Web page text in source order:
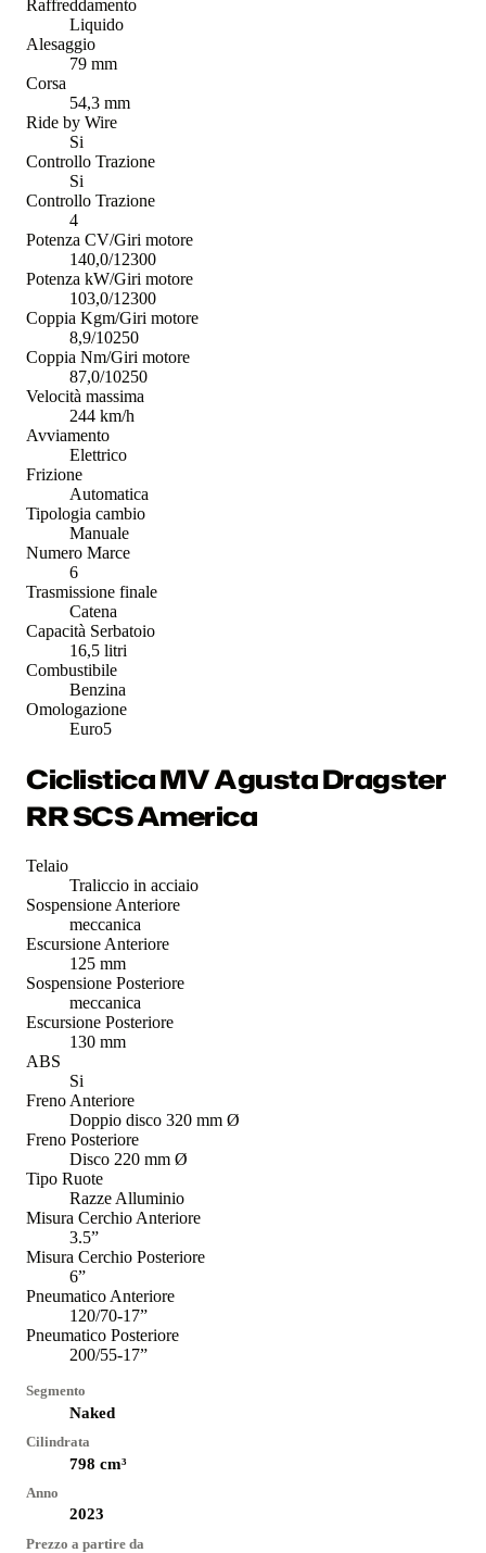
Raffreddamento
Liquido
Alesaggio
79 mm
Corsa
54,3 mm
Ride by Wire
Si
Controllo Trazione
Si
Controllo Trazione
4
Potenza CV/Giri motore
140,0/12300
Potenza kW/Giri motore
103,0/12300
Coppia Kgm/Giri motore
8,9/10250
Coppia Nm/Giri motore
87,0/10250
Velocità massima
244 km/h
Avviamento
Elettrico
Frizione
Automatica
Tipologia cambio
Manuale
Numero Marce
6
Trasmissione finale
Catena
Capacità Serbatoio
16,5 litri
Combustibile
Benzina
Omologazione
Euro5
Ciclistica MV Agusta Dragster
RR SCS America
Telaio
Traliccio in acciaio
Sospensione Anteriore
meccanica
Escursione Anteriore
125 mm
Sospensione Posteriore
meccanica
Escursione Posteriore
130 mm
ABS
Si
Freno Anteriore
Doppio disco 320 mm Ø
Freno Posteriore
Disco 220 mm Ø
Tipo Ruote
Razze Alluminio
Misura Cerchio Anteriore
3.5”
Misura Cerchio Posteriore
6”
Pneumatico Anteriore
120/70-17”
Pneumatico Posteriore
200/55-17”
Segmento
Naked
Cilindrata
798 cm³
Anno
2023
Prezzo a partire da